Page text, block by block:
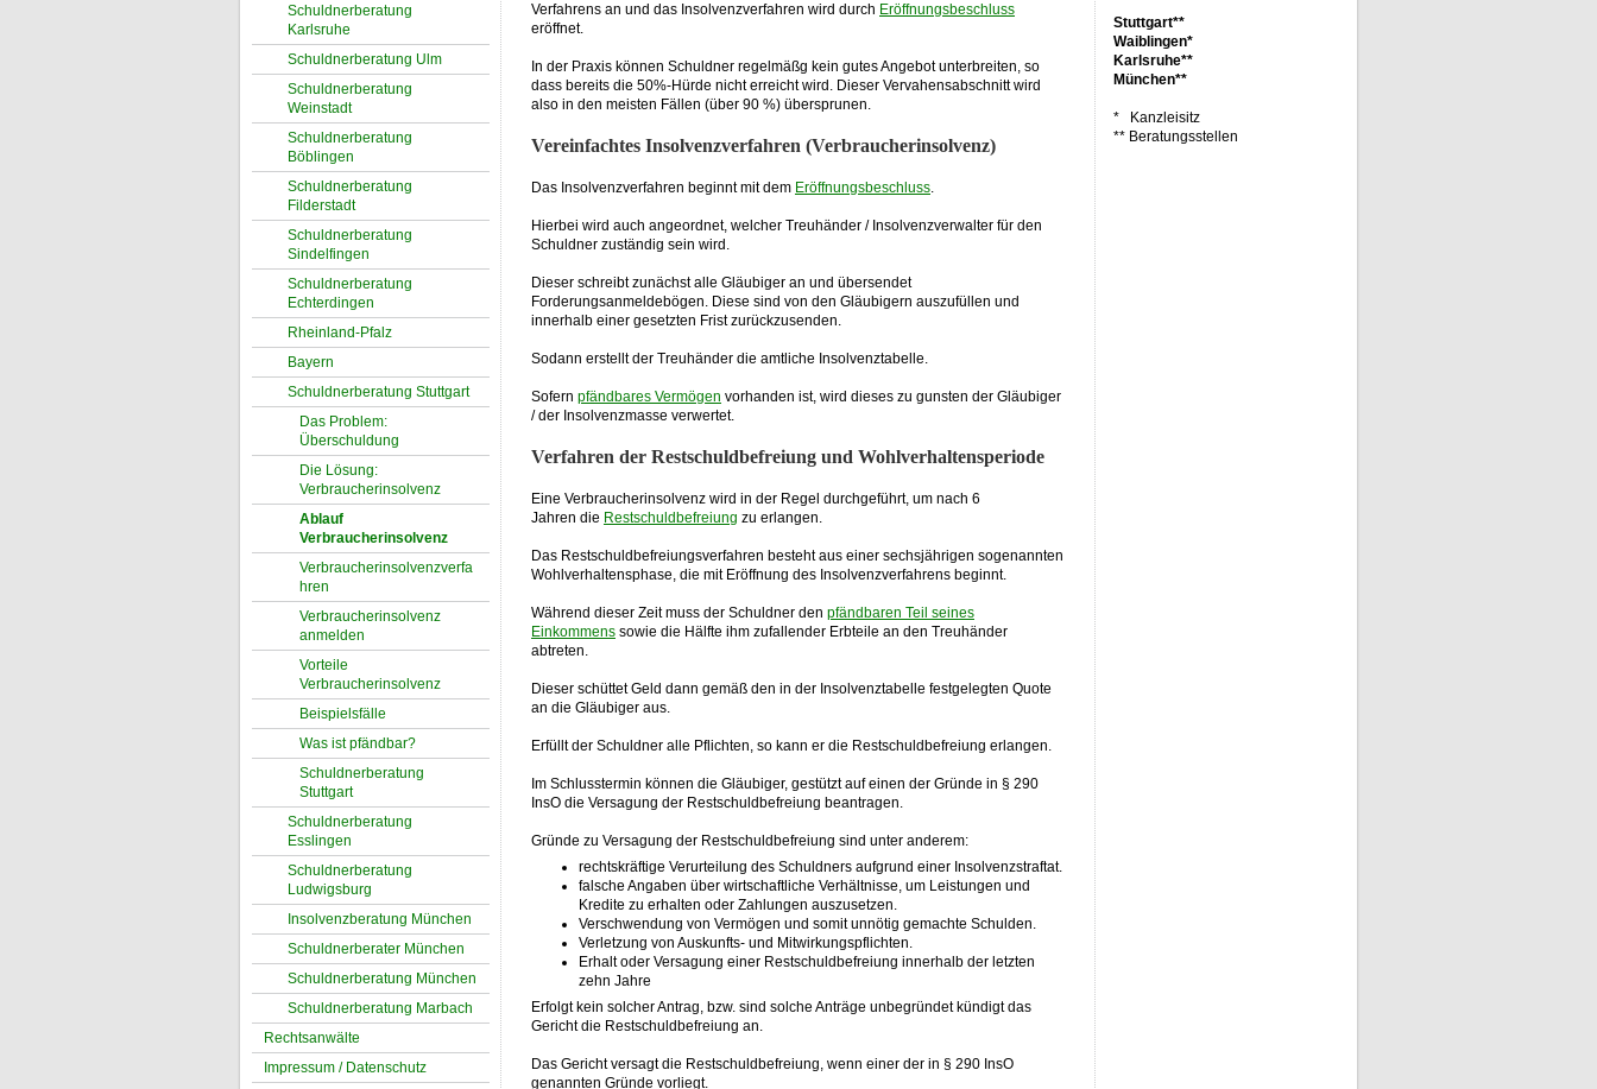
Schuldnerberatung
Karlsruhe
Schuldnerberatung Ulm
Schuldnerberatung
Weinstadt
Schuldnerberatung
Böblingen
Schuldnerberatung
Filderstadt
Schuldnerberatung
Sindelfingen
Schuldnerberatung
Echterdingen
Rheinland-Pfalz
Bayern
Schuldnerberatung Stuttgart
Das Problem:
Überschuldung
Die Lösung:
Verbraucherinsolvenz
Ablauf
Verbraucherinsolvenz
Verbraucherinsolvenzverfa
hren
Verbraucherinsolvenz
anmelden
Vorteile
Verbraucherinsolvenz
Beispielsfälle
Was ist pfändbar?
Schuldnerberatung
Stuttgart
Schuldnerberatung
Esslingen
Schuldnerberatung
Ludwigsburg
Insolvenzberatung München
Schuldnerberater München
Schuldnerberatung München
Schuldnerberatung Marbach
Rechtsanwälte
Impressum / Datenschutz
Verfahrens an und das Insolvenzverfahren wird durch Eröffnungsbeschluss
eröffnet.
In der Praxis können Schuldner regelmäßg kein gutes Angebot unterbreiten, so
dass bereits die 50%-Hürde nicht erreicht wird. Dieser Vervahensabschnitt wird
also in den meisten Fällen (über 90 %) übersprunen.
Vereinfachtes Insolvenzverfahren (Verbraucherinsolvenz)
Das Insolvenzverfahren beginnt mit dem Eröffnungsbeschluss.
Hierbei wird auch angeordnet, welcher Treuhänder / Insolvenzverwalter für den
Schuldner zuständig sein wird.
Dieser schreibt zunächst alle Gläubiger an und übersendet
Forderungsanmeldebögen. Diese sind von den Gläubigern auszufüllen und
innerhalb einer gesetzten Frist zurückzusenden.
Sodann erstellt der Treuhänder die amtliche Insolvenztabelle.
Sofern pfändbares Vermögen vorhanden ist, wird dieses zu gunsten der Gläubiger
/ der Insolvenzmasse verwertet.
Verfahren der Restschuldbefreiung und Wohlverhaltensperiode
Eine Verbraucherinsolvenz wird in der Regel durchgeführt, um nach 6
Jahren die Restschuldbefreiung zu erlangen.
Das Restschuldbefreiungsverfahren besteht aus einer sechsjährigen sogenannten
Wohlverhaltensphase, die mit Eröffnung des Insolvenzverfahrens beginnt.
Während dieser Zeit muss der Schuldner den pfändbaren Teil seines
Einkommens sowie die Hälfte ihm zufallender Erbteile an den Treuhänder
abtreten.
Dieser schüttet Geld dann gemäß den in der Insolvenztabelle festgelegten Quote
an die Gläubiger aus.
Erfüllt der Schuldner alle Pflichten, so kann er die Restschuldbefreiung erlangen.
Im Schlusstermin können die Gläubiger, gestützt auf einen der Gründe in § 290
InsO die Versagung der Restschuldbefreiung beantragen.
Gründe zu Versagung der Restschuldbefreiung sind unter anderem:
rechtskräftige Verurteilung des Schuldners aufgrund einer Insolvenzstraftat.
falsche Angaben über wirtschaftliche Verhältnisse, um Leistungen und
Kredite zu erhalten oder Zahlungen auszusetzen.
Verschwendung von Vermögen und somit unnötig gemachte Schulden.
Verletzung von Auskunfts- und Mitwirkungspflichten.
Erhalt oder Versagung einer Restschuldbefreiung innerhalb der letzten
zehn Jahre
Erfolgt kein solcher Antrag, bzw. sind solche Anträge unbegründet kündigt das
Gericht die Restschuldbefreiung an.
Das Gericht versagt die Restschuldbefreiung, wenn einer der in § 290 InsO
genannten Gründe vorliegt.
Stuttgart**
Waiblingen*
Karlsruhe**
München**
* Kanzleisitz
** Beratungsstellen